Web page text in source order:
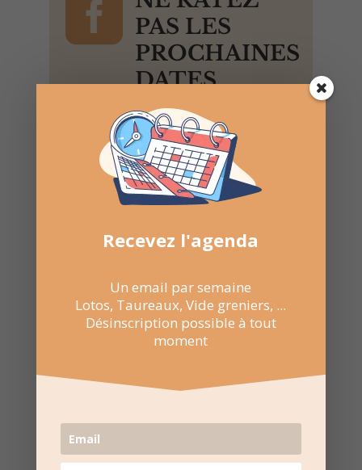

PAS LES
PROCHAINES
DATES
Suivez lapage Facebook
pour recevoir un résumé
une fois par semaine.
e-mail
Lotos, Taureaux, Marchés de Noël, ...
Désinscription possible à tout moment
Recevez l'agenda
Un email par semaine
Lotos, Taureaux, Vide greniers, ...
Désinscription possible à tout
moment